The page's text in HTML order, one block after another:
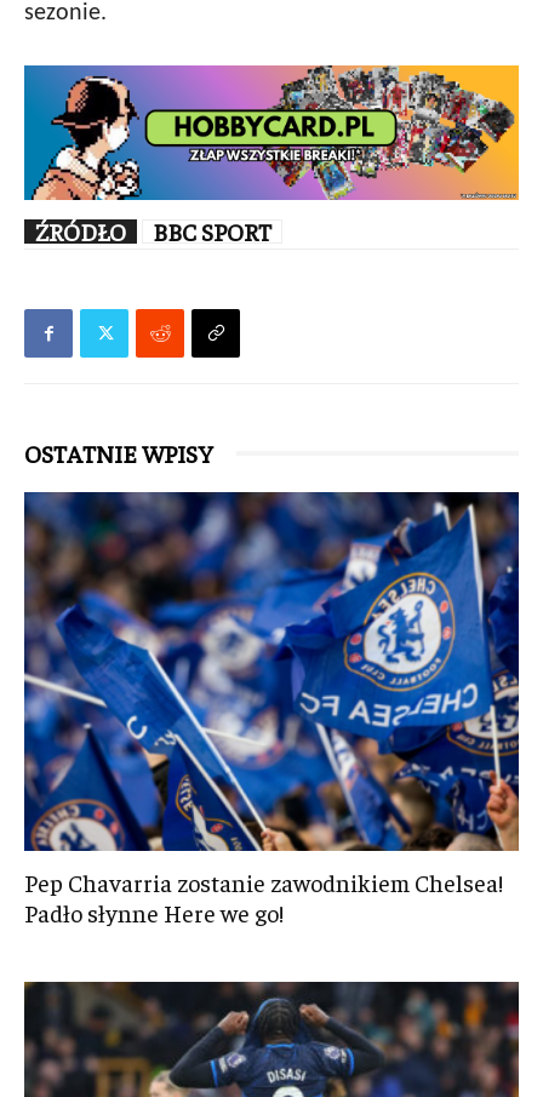
sezonie.
ŹRÓDŁO BBC SPORT
OSTATNIE WPISY
Pep Chavarria zostanie zawodnikiem Chelsea!
Padło słynne Here we go!